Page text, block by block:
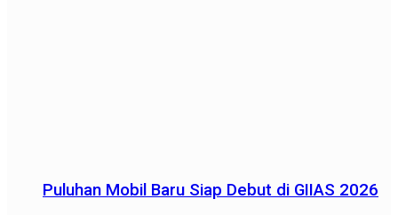
Puluhan Mobil Baru Siap Debut di GIIAS 2026